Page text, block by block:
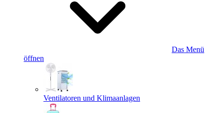
Das Menü
öffnen
Ventilatoren und Klimaanlagen